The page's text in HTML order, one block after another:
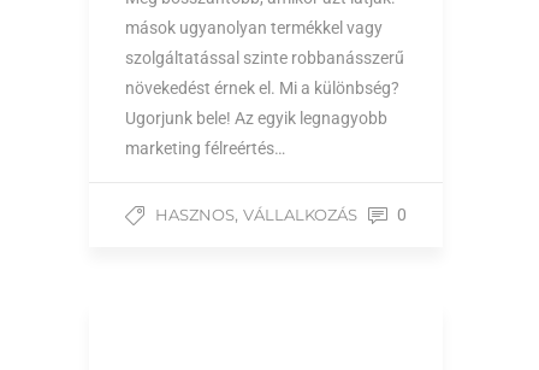
mások ugyanolyan termékkel vagy
szolgáltatással szinte robbanásszerű
növekedést érnek el. Mi a különbség?
Ugorjunk bele! Az egyik legnagyobb
marketing félreértés…
HASZNOS, VÁLLALKOZÁS 0